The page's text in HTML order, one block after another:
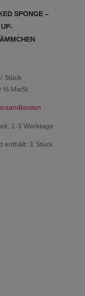
SPONGE –
/ Stück
% MwSt.
1-3 Werktage
enthält: 1 Stück